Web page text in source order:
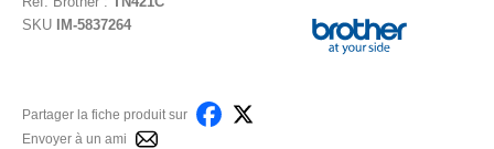
SKU
IM-5837264
Partager la fiche produit sur
Envoyer à un ami